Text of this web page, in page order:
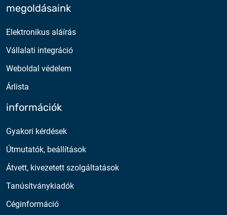
megoldásaink
Elektronikus aláírás
Vállalati integráció
Weboldal védelem
Árlista
információk
Gyakori kérdések
Útmutatók, beállítások
Átvett, kivezetett szolgáltatások
Tanúsítványkiadók
Céginformáció